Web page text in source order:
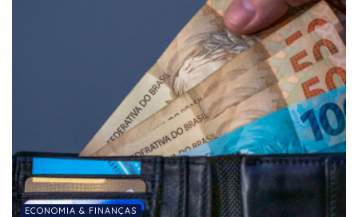
ECONOMIA & FINANÇAS